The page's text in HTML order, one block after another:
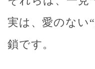
実は、愛のない
鎖です。